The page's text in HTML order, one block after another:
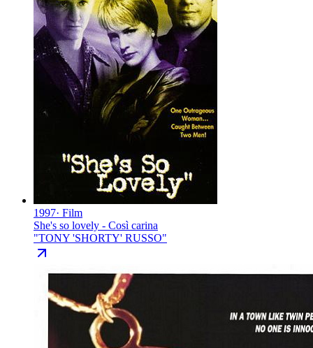
1997· Film
She's so lovely - Così carina
"TONY 'SHORTY' RUSSO"